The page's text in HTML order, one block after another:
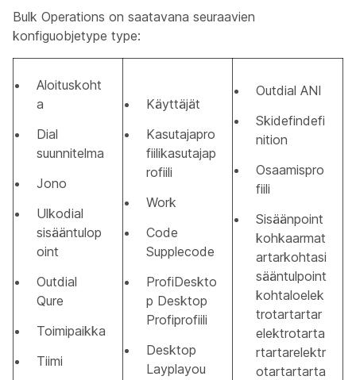
Bulk Operations on saatavana seuraavien
konfiguobjetype type:
Aloituskoht
a
Dial
suunnitelma
Jono
Ulkodial
sisääntulop
oint
Outdial
Qure
Toimipaikka
Tiimi
Käyttäjät
Kasutajapro
fiilikasutajap
rofiili
Work
Code
Supplecode
ProfiDeskto
p Desktop
Profiprofiili
Desktop
Layplayou
Outdial ANI
Skidefindefi
nition
Osaamispro
fiili
Sisäänpoint
kohkaarmat
artarkohtasi
sääntulpoint
kohtaloelek
trotartartar
elektrotarta
rtartarelektr
otartartarta